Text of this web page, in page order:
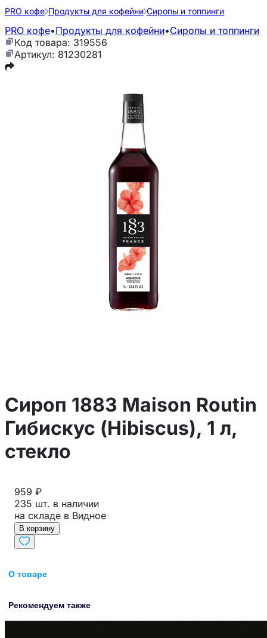
PRO кофе Продукты для кофейни Сиропы и топпинги
PRO кофе•Продукты для кофейни•Сиропы и топпинги
Код товара: 319556
Артикул: 81230281
Сироп 1883 Maison Routin
Гибискус (Hibiscus), 1 л,
стекло
959 ₽
235 шт. в наличии
на складе в Видное
В корзину
О товаре
Рекомендуем также